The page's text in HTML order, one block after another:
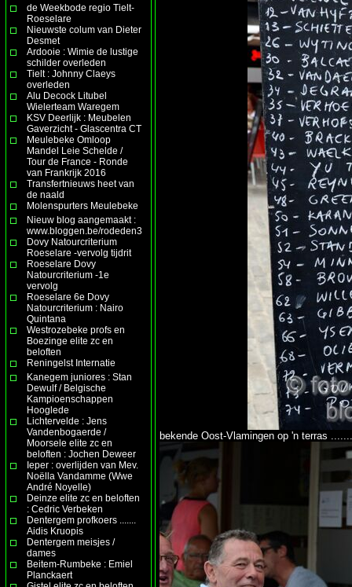
de Weekbode regio Tielt-
Roeselare
Nieuwste colum van Dieter
Desmet
Ardooie : Wimie de lustige
schilder overleden
Tielt : Johnny Claeys
overleden
Alu Decock Litubel
Wielerteam Waregem
KSV Deerlijk : Meubelen
Gaverzicht - Glascentra CT
Meulebeke Omloop
Mandel Leie Schelde /
Tour de France - Ronde
van Frankrijk 2016
Transfertnieuws heet van
de naald
Molenspurters Meulebeke
Nieuw blog aangemaakt :
www.bloggen.be/rodeden3
Dovy Natourcriterium
Roeselare -vervolg tijdrit
Roeselare Dovy
Natourcriterium -1e
vervolg
Roeselare 6e Dovy
Natourcriterium : Nairo
Quintana
Westrozebeke profs en
Boezinge elite zc en
beloften
Reningelst Internatie
Kanegem juniores : Stan
Dewulf / Belgische
Kampioenschappen
Hooglede
Lichtervelde : Jens
Vandenbogaerde /
Moorsele elite zc en
beloften : Jochen Deweer
Ieper : overlijden van Mev.
Noëlla Vandamme (Wwe
André Noyelle)
Deinze elite zc en beloften
: Cedric Verbeken
Dentergem profkoers .......
Aidis Kruopis
Dentergem meisjes /
dames
Beitem-Rumbeke : Emiel
Planckaert
bekende Oost-Vlamingen op 'n terras .......